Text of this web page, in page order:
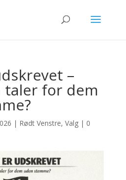
–
taler for dem
| Rødt Venstre, Valg| 0